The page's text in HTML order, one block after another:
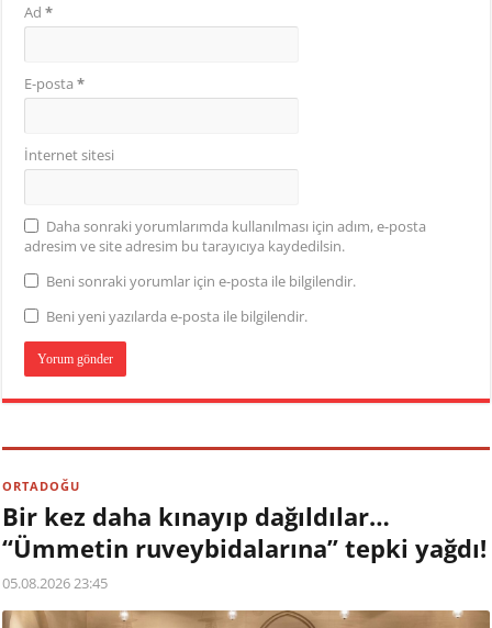
Ad*
E-posta*
İnternet sitesi
Daha sonraki yorumlarımda kullanılması için adım, e-posta
adresim ve site adresim bu tarayıcıya kaydedilsin.
Beni sonraki yorumlar için e-posta ile bilgilendir.
Beni yeni yazılarda e-posta ile bilgilendir.
ORTADOĞU
Bir kez daha kınayıp dağıldılar…
“Ümmetin ruveybidalarına” tepki yağdı!
05.08.2026 23:45